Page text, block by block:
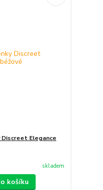
Elegance
skladem
košíku